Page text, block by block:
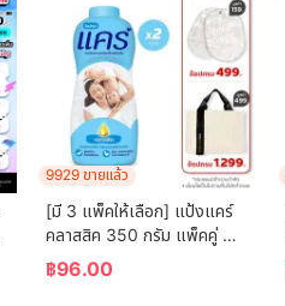
9929 ขายแล้ว
[มี 3 แพ็คให้เลือก] แป้งแคร์
คลาสสิค 350 กรัม แพ็คคู่
(แป้ง, แป้งเด็ก) Care
Classic Baby Talcum
฿96.00